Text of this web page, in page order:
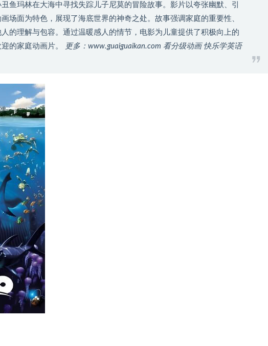
鱼玛林在大海中寻找失踪儿子尼莫的冒险故事。影片以夸张幽默、引
场面为特色，展现了海底世界的神奇之处。故事强调家庭的重要性、
的理解与包容。通过温暖感人的情节，电影为儿童提供了积极向上的
的家庭动画片。
更多：www.guaiguaikan.com 看分级动画 快乐学英语